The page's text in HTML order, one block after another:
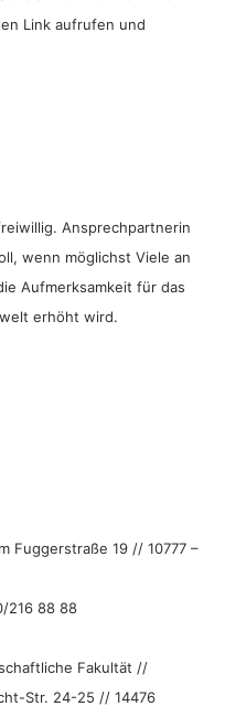
Link aufrufen und
Ansprechpartnerin
wenn möglichst Viele an
Aufmerksamkeit für das
erhöht wird.
Fuggerstraße 19 // 10777 –
216 88 88
Fakultät //
Str. 24-25 // 14476